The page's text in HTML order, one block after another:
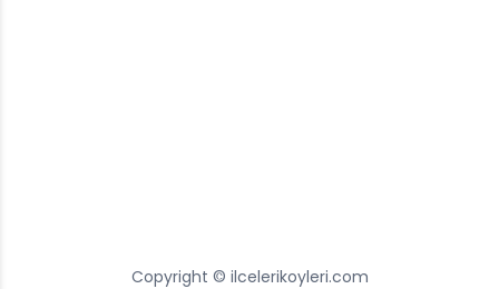
Copyright © ilcelerikoyleri.com